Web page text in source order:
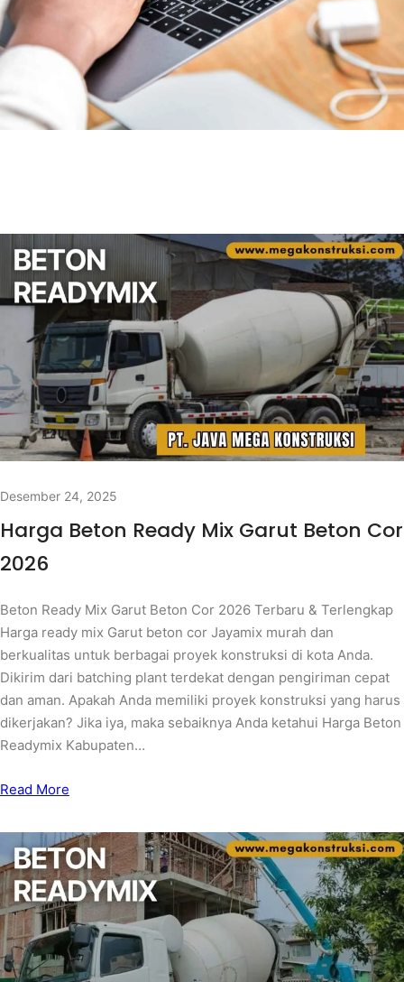
Desember 24, 2025
Harga Beton Ready Mix Garut Beton Cor
2026
Beton Ready Mix Garut Beton Cor 2026 Terbaru & Terlengkap
Harga ready mix Garut beton cor Jayamix murah dan
berkualitas untuk berbagai proyek konstruksi di kota Anda.
Dikirim dari batching plant terdekat dengan pengiriman cepat
dan aman. Apakah Anda memiliki proyek konstruksi yang harus
dikerjakan? Jika iya, maka sebaiknya Anda ketahui Harga Beton
Readymix Kabupaten…
Read More